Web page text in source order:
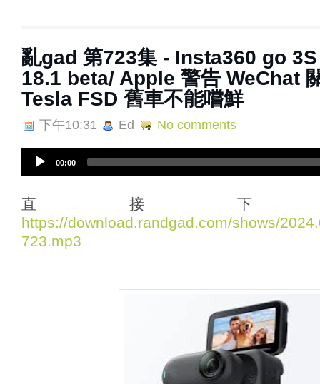
亂‌‌‌gad‌‌‌ ‌‌‌‌‌第723集 - Insta360 go
18.1 beta/ Apple 警告 WeChat
Tesla FSD 舊車不能嚐鮮
下午10:31 Ed No comments
i
o
P
l
00:00
直接
https://download.randgad.com/shows/
723.mp3